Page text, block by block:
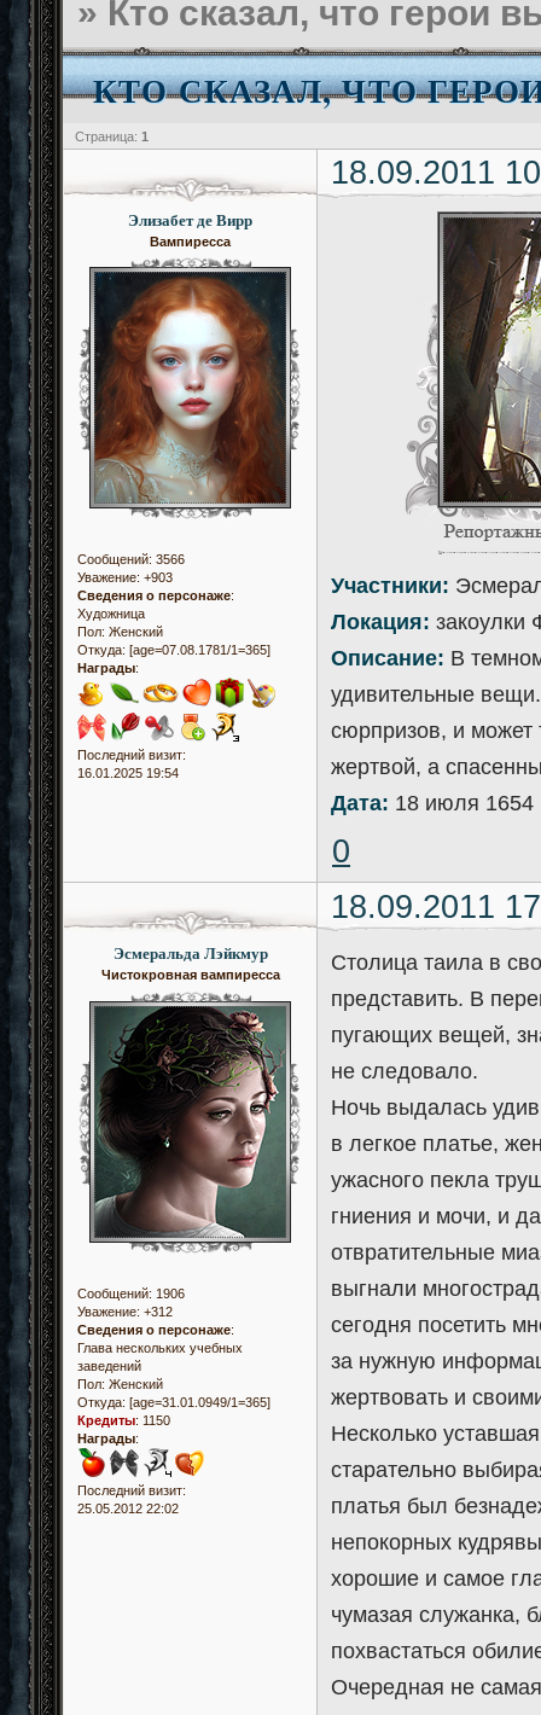
» Кто сказал, что герои
КТО СКАЗАЛ, ЧТО
Страница: 1
18.09.2011
Элизабет де Вирр
Вампиресса
Сообщений: 3566
Уважение: +903
Сведения о персонаже:
Художница
Пол: Женский
Откуда: [age=07.08.1781/1=365]
Награды:
Последний визит:
16.01.2025 19:54
Участники:
Локация: закоулки
Описание: В
удивительные
сюрпризов, и может
жертвой, а
Дата: 18 июля 1654
0
18.09.2011
Эсмеральда Лэйкмур
Чистокровная вампиресса
Сообщений: 1906
Уважение: +312
Сведения о персонаже:
Глава нескольких учебных
заведений
Пол: Женский
Откуда: [age=31.01.0949/1=365]
Кредиты: 1150
Награды:
Последний визит:
25.05.2012 22:02
Столица таила в
представить. В
пугающих вещей,
не следовало.
Ночь выдалась
в легкое платье,
ужасного пекла
гниения и мочи, и
отвратительные
выгнали
сегодня посетить
за нужную
жертвовать и
Несколько
старательно
платья был
непокорных
хорошие и самое
чумазая служанка,
похвастаться
Очередная не